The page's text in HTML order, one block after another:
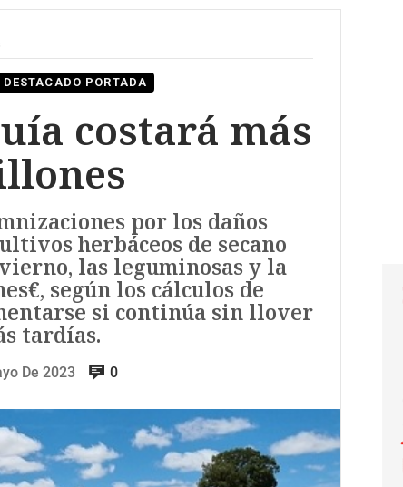
DESTACADO PORTADA
costará más
por los daños
herbáceos de secano
las leguminosas y la
según los cálculos de
si continúa sin llover
tardías.
De 2023 0